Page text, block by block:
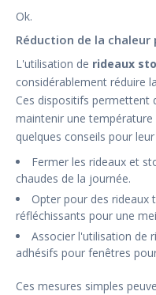
Ok.
Réduction de la
L'utilisation de rideaux
considérablement réduire
Ces dispositifs permettent
maintenir une température
quelques conseils pour
Fermer les rideaux et
chaudes de la journée.
Opter pour des rideaux
réfléchissants pour une
Associer l'utilisation de
adhésifs pour fenêtres
Ces mesures simples